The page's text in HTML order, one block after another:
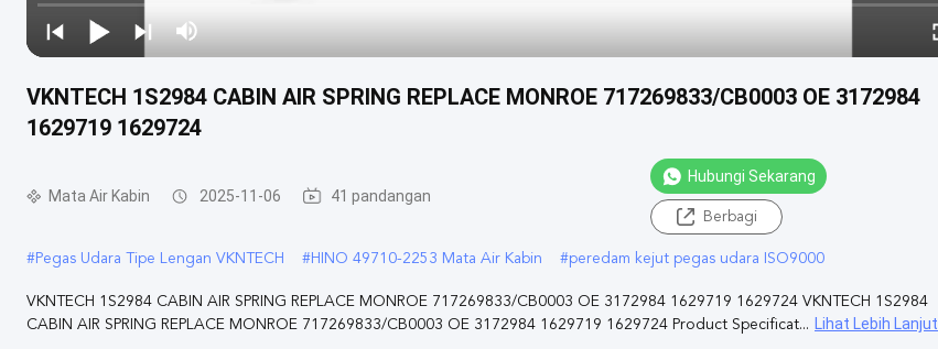
VKNTECH 1S2984 CABIN AIR SPRING REPLACE MONROE 717269833/CB0003 OE 3172984
1629719 1629724
Mata Air Kabin 2025-11-06 41 pandangan
Hubungi Sekarang
Berbagi
#Pegas Udara Tipe Lengan VKNTECH #HINO 49710-2253 Mata Air Kabin #peredam kejut pegas udara ISO9000
VKNTECH 1S2984 CABIN AIR SPRING REPLACE MONROE 717269833/CB0003 OE 3172984 1629719 1629724 VKNTECH 1S2984
CABIN AIR SPRING REPLACE MONROE 717269833/CB0003 OE 3172984 1629719 1629724 Product Specificat... Lihat Lebih Lanjut